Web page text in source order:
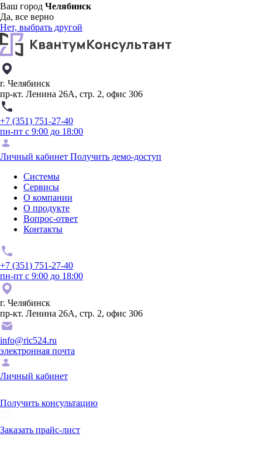
Ваш город Челябинск
Да, все верно
Нет, выбрать другой
г. Челябинск
пр-кт. Ленина 26А, стр. 2, офис 306
+7 (351) 751-27-40
пн-пт с 9:00 до 18:00
Личный кабинет Получить демо-доступ
Системы
Сервисы
О компании
О продукте
Вопрос-ответ
Контакты
+7 (351) 751-27-40
пн-пт с 9:00 до 18:00
г. Челябинск
пр-кт. Ленина 26А, стр. 2, офис 306
info@ric524.ru
электронная почта
Личный кабинет
Получить консультацию
Заказать прайс-лист